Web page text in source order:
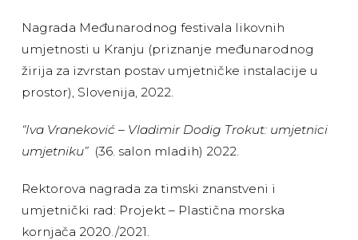
Nagrada Međunarodnog festivala likovnih
umjetnosti u Kranju (priznanje međunarodnog
žirija za izvrstan postav umjetničke instalacije u
prostor), Slovenija, 2022.
“Iva Vraneković – Vladimir Dodig Trokut: umjetnici
umjetniku”(36. salon mladih) 2022.
Rektorova nagrada za timski znanstveni i
umjetnički rad: Projekt – Plastična morska
kornjača 2020./2021.